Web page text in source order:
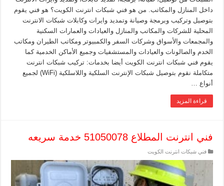
داخل المنازل والمكاتب. من هو فني شبكات انترنت الكويت؟ هو فني يقوم
بتوصيل وتركيب وبرمجة وصيانة وتمديد وايرات وكابلات شبكات الانترنت
المحلية للشركات والمكاتب والمنازل والعيادات والعمارات السكنية
والمجمعات والأسواق وشركات السفر والكمبيوتر ومكاتب الطيران ومكاتب
الخدم والصالونات والعيادات والمستشفيات وجميع الأماكن الخدمية كما
يقوم فني شبكات انترنت الكويت أيضا بخدمات: تركيب شبكات انترنت
متكاملة نقوم بتوصيل شبكات الإنترنت السلكية واللاسلكية (WiFi) لجميع
أنواع …
قراءة المزيد
فني انترنت المطلاع 51050078 خدمة سريعه
فني شبكات انترنت الكويت